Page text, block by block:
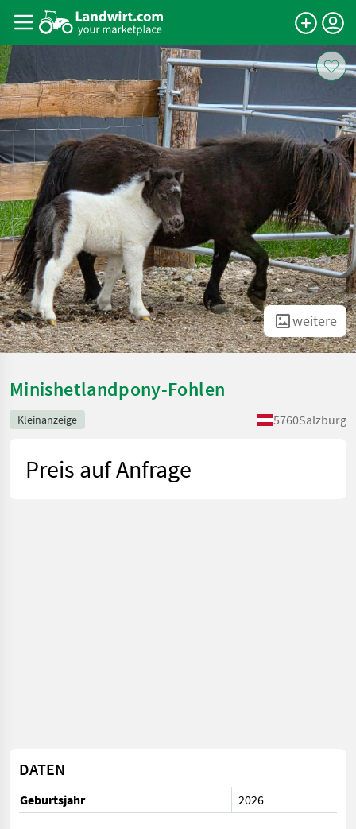
weitere
Minishetlandpony-Fohlen
Kleinanzeige 5760Salzburg
Preis auf Anfrage
DATEN
Geburtsjahr 2026